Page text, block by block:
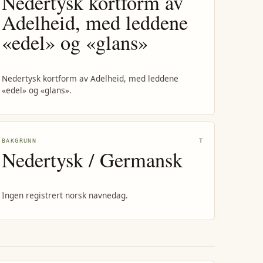
Adelheid, med leddene
«edel» og «glans»
Nedertysk kortform av Adelheid, med leddene
«edel» og «glans».
BAKGRUNN T
Nedertysk / Germansk
Ingen registrert norsk navnedag.